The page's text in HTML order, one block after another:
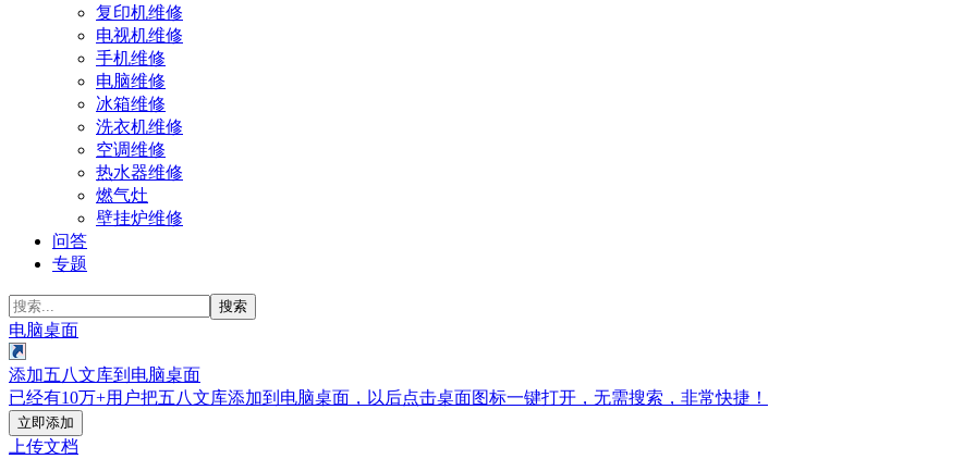
复印机维修
电视机维修
手机维修
电脑维修
冰箱维修
洗衣机维修
空调维修
热水器维修
燃气灶
壁挂炉维修
问答
专题
搜索
电脑桌面
添加五八文库到电脑桌面
已经有10万+用户把五八文库添加到电脑桌面，以后点击桌面图标一键打开，无需搜索，非常快捷！
立即添加
上传文档